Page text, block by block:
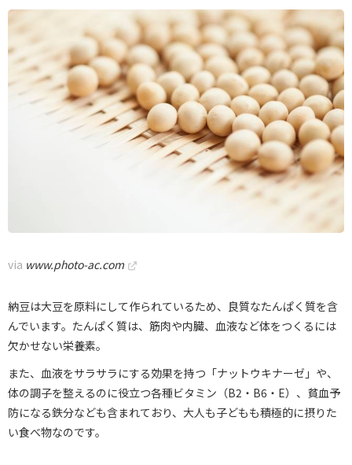
via www.photo-ac.com
納豆は大豆を原料にして作られているため、良質なたんぱく質を含
んでいます。たんぱく質は、筋肉や内臓、血液など体をつくるには
欠かせない栄養素。
また、血液をサラサラにする効果を持つ「ナットウキナーゼ」や、
体の調子を整えるのに役立つ各種ビタミン（B2・B6・E）、貧血予
防になる鉄分なども含まれており、大人も子どもも積極的に摂りた
い食べ物なのです。